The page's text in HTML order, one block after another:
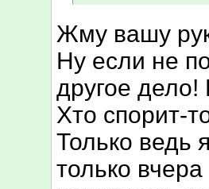
Жму вашу
Ну если не
другое
Хто спорит-
Только ведь
только